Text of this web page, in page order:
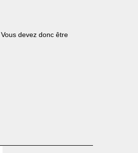
devez donc être